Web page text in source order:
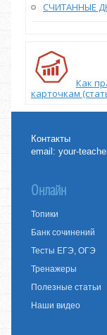
СЧИТАННЫЕ
Как
карточкам
Контакты
email:your-
Онлайн
Топики
Банк сочинений
Тесты ЕГЭ, ОГЭ
Тренажеры
Полезные статьи
Наши видео